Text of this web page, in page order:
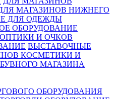
МАГАЗИНОВ НИЖНЕГО
ДЛЯ ОДЕЖДЫ
ОБОРУДОВАНИЕ
И ОЧКОВ
ВЫСТАВОЧНЫЕ
КОСМЕТИКИ И
МАГАЗИНА
ОБОРУДОВАНИЯ